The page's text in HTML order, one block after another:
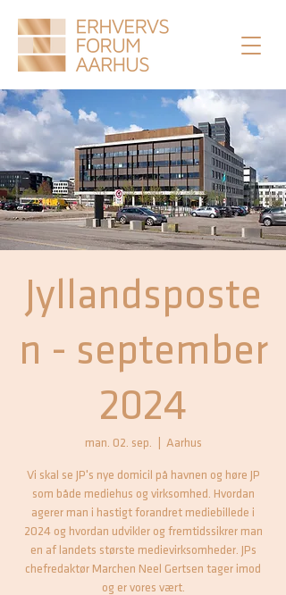
Jyllandsposte
n - september
2024
man. 02. sep. Aarhus
Vi skal se JP's nye domicil på havnen og høre JP
som både mediehus og virksomhed. Hvordan
agerer man i hastigt forandret mediebillede i
2024 og hvordan udvikler og fremtidssikrer man
en af landets største medievirksomheder. JPs
chefredaktør Marchen Neel Gertsen tager imod
og er vores vært.